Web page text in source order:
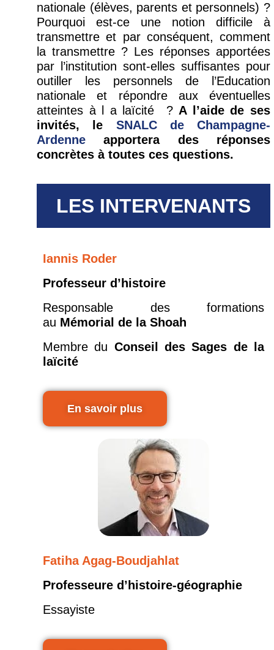
nationale (élèves, parents et personnels) ?
Pourquoi est-ce une notion difficile à
transmettre et par conséquent, comment
la transmettre ? Les réponses apportées
par l’institution sont-elles suffisantes pour
outiller les personnels de l’Education
nationale et répondre aux éventuelles
atteintes à l a laïcité ? A l’aide de ses
invités, le SNALC de Champagne-
Ardenne apportera des réponses
concrètes à toutes ces questions.
LES INTERVENANTS
Iannis Roder
Professeur d’histoire
Responsable des formations
au Mémorial de la Shoah
Membre du Conseil des Sages de la
laïcité
En savoir plus
Fatiha Agag-Boudjahlat
Professeure d’histoire-géographie
Essayiste